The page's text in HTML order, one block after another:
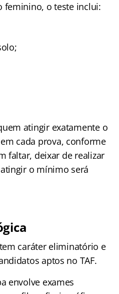
feminino, o teste inclui:
atingir exatamente o
cada prova, conforme
faltar, deixar de realizar
o mínimo será
caráter eliminatório e
aptos no TAF.
envolve exames